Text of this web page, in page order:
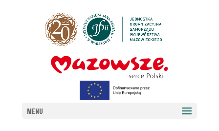
MENU
AKTUALNOŚCI Z BIBLIOTEKI